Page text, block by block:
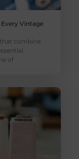
Vintage
combine
of